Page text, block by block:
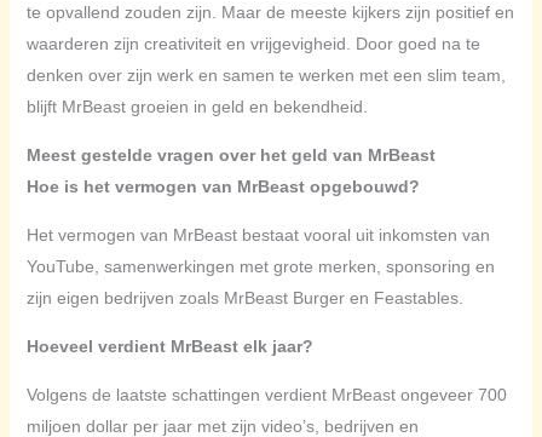
te opvallend zouden zijn. Maar de meeste kijkers zijn positief en
waarderen zijn creativiteit en vrijgevigheid. Door goed na te
denken over zijn werk en samen te werken met een slim team,
blijft MrBeast groeien in geld en bekendheid.
Meest gestelde vragen over het geld van MrBeast
Hoe is het vermogen van MrBeast opgebouwd?
Het vermogen van MrBeast bestaat vooral uit inkomsten van
YouTube, samenwerkingen met grote merken, sponsoring en
zijn eigen bedrijven zoals MrBeast Burger en Feastables.
Hoeveel verdient MrBeast elk jaar?
Volgens de laatste schattingen verdient MrBeast ongeveer 700
miljoen dollar per jaar met zijn video’s, bedrijven en